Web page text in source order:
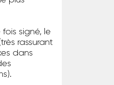
fois signé, le
rassurant
dans